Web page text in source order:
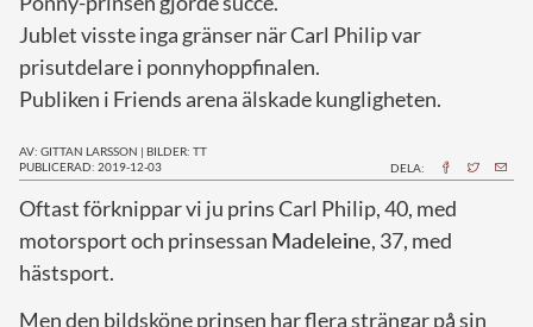
Jublet visste inga gränser när Carl Philip var
prisutdelare i ponnyhoppfinalen.
Publiken i Friends arena älskade kungligheten.
AV: GITTAN LARSSON | BILDER: TT
PUBLICERAD: 2019-12-03
DELA:
Oftast förknippar vi ju prins Carl Philip, 40, med
motorsport och prinsessan Madeleine, 37, med
hästsport.
Men den bildsköne prinsen har flera strängar på sin